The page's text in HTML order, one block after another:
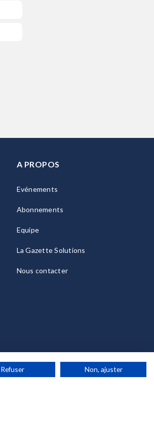
A PROPOS
Evénements
Abonnements
Equipe
La Gazette Solutions
Nous contacter
Refuser Non, ajuster